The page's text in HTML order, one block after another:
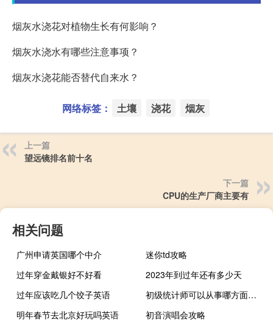
烟灰水浇花对植物生长有何影响？
烟灰水浇水有哪些注意事项？
烟灰水浇花能否替代自来水？
网络标签： 土壤 浇花 烟灰
上一篇
望远镜排名前十名
下一篇
CPU的生产厂商主要有
相关问题
广州申请英国哪个中介
迷你td攻略
过年穿金戴银好不好看
2023年到过年还有多少天
过年应该吃几个饺子英语
初级统计师可以从事哪方面工作
明年春节去北京好玩吗英语
初音演唱会攻略